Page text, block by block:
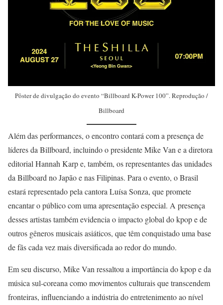
Pôster de divulgação do evento “Billboard K-Power 100”. Reprodução /
Billboard
Além das performances, o encontro contará com a presença de
líderes da Billboard, incluindo o presidente Mike Van e a diretora
editorial Hannah Karp e, também, os representantes das unidades
da Billboard no Japão e nas Filipinas. Para o evento, o Brasil
estará representado pela cantora Luísa Sonza, que promete
encantar o público com uma apresentação especial. A presença
desses artistas também evidencia o impacto global do kpop e de
outros gêneros musicais asiáticos, que têm conquistado uma base
de fãs cada vez mais diversificada ao redor do mundo.
Em seu discurso, Mike Van ressaltou a importância do kpop e da
música sul-coreana como movimentos culturais que transcendem
fronteiras, influenciando a indústria do entretenimento ao nível